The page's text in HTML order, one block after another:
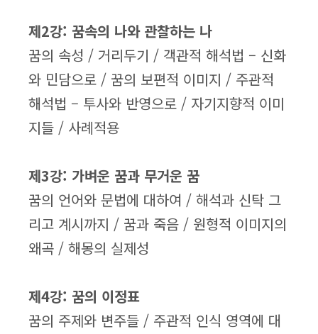
제2강: 꿈속의 나와 관찰하는 나
꿈의 속성 / 거리두기 / 객관적 해석법 – 신화
와 민담으로 / 꿈의 보편적 이미지 / 주관적
해석법 – 투사와 반영으로 / 자기지향적 이미
지들 / 사례적용
제3강: 가벼운 꿈과 무거운 꿈
꿈의 언어와 문법에 대하여 / 해석과 신탁 그
리고 계시까지 / 꿈과 죽음 / 원형적 이미지의
왜곡 / 해몽의 실제성
제4강: 꿈의 이정표
꿈의 주제와 변주들 / 주관적 인식 영역에 대